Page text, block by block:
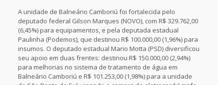
A unidade de Balneário Camboriú foi fortalecida pelo
deputado federal Gilson Marques (NOVO), com R$ 329.762,00
(6,45%) para equipamentos, e pela deputada estadual
Paulinha (Podemos), que destinou R$ 100.000,00 (1,96%) para
insumos. O deputado estadual Mario Motta (PSD) diversificou
seu apoio em duas frentes: destinou R$ 150.000,00 (2,94%)
para melhorias no sistema de tratamento de água em
Balneário Camboriú e R$ 101.253,00 (1,98%) para a unidade